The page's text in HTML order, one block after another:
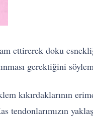
ettirerek doku
gerektiğini
kıkırdaklarının
tendonlarımızın